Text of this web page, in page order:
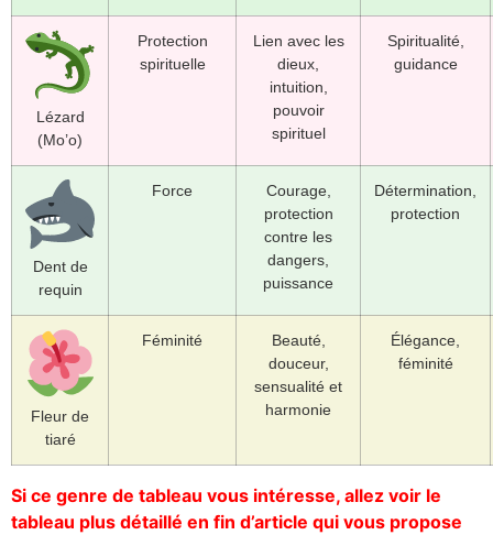
Lézard
(Mo’o)
Protection
spirituelle
Lien avec les
dieux,
intuition,
pouvoir
spirituel
Spiritualité,
guidance
Dent de
requin
Force
Courage,
protection
contre les
dangers,
puissance
Détermination,
protection
Fleur de
tiaré
Féminité
Beauté,
douceur,
sensualité et
harmonie
Élégance,
féminité
Si ce genre de tableau vous intéresse, allez voir le
tableau plus détaillé en fin d’article qui vous propose